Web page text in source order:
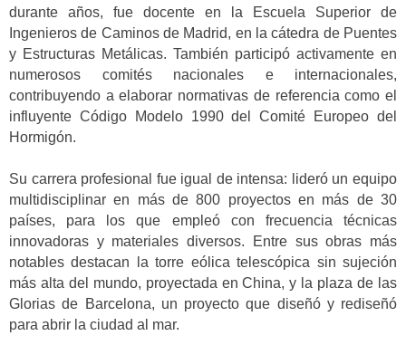
durante años, fue docente en la Escuela Superior de
Ingenieros de Caminos de Madrid, en la cátedra de Puentes
y Estructuras Metálicas. También participó activamente en
numerosos comités nacionales e internacionales,
contribuyendo a elaborar normativas de referencia como el
influyente Código Modelo 1990 del Comité Europeo del
Hormigón.
Su carrera profesional fue igual de intensa: lideró un equipo
multidisciplinar en más de 800 proyectos en más de 30
países, para los que empleó con frecuencia técnicas
innovadoras y materiales diversos. Entre sus obras más
notables destacan la torre eólica telescópica sin sujeción
más alta del mundo, proyectada en China, y la plaza de las
Glorias de Barcelona, un proyecto que diseñó y rediseñó
para abrir la ciudad al mar.